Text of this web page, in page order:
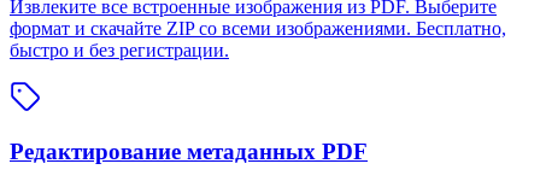
Извлеките все встроенные изображения из PDF. Выберите
формат и скачайте ZIP со всеми изображениями. Бесплатно,
быстро и без регистрации.
Редактирование метаданных PDF